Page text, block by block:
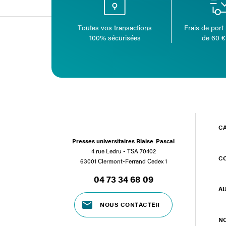
Toutes vos transactions
100% sécurisées
Frais de
de 60
Presses universitaires Blaise-Pascal
4 rue Ledru - TSA 70402
63001 Clermont-Ferrand Cedex 1
04 73 34 68 09
NOUS CONTACTER